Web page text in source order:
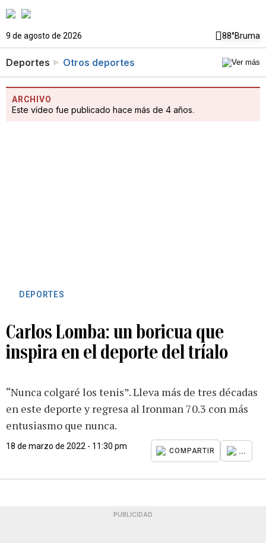
9 de agosto de 2026 88°Bruma
Deportes Otros deportes
ARCHIVO
Este vídeo fue publicado hace más de 4 años.
DEPORTES
Carlos Lomba: un boricua que
inspira en el deporte del tríalo
“Nunca colgaré los tenis”. Lleva más de tres décadas
en este deporte y regresa al Ironman 70.3 con más
entusiasmo que nunca.
18 de marzo de 2022 - 11:30 pm
COMPARTIR ...
PUBLICIDAD